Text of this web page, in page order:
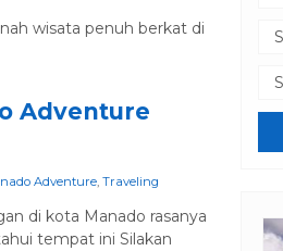
wisata penuh berkat di
Adventure
Adventure, Traveling
di kota Manado rasanya
tempat ini Silakan